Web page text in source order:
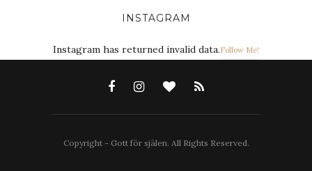
INSTAGRAM
Instagram has returned invalid data.Follow Me!
Copyright - Gott för själen. All Rights Reserved.